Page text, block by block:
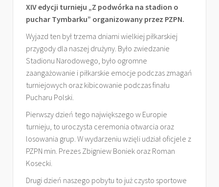
XIV edycji turnieju „Z podwórka na stadion o
puchar Tymbarku” organizowany przez PZPN.
Wyjazd ten był trzema dniami wielkiej piłkarskiej
przygody dla naszej drużyny. Było zwiedzanie
Stadionu Narodowego, było ogromne
zaangażowanie i piłkarskie emocje podczas zmagań
turniejowych oraz kibicowanie podczas finału
Pucharu Polski.
Pierwszy dzień tego największego w Europie
turnieju, to uroczysta ceremonia otwarcia oraz
losowania grup. W wydarzeniu wzięli udział oficjele z
PZPN min. Prezes Zbigniew Boniek oraz Roman
Kosecki.
Drugi dzień naszego pobytu to już czysto sportowe